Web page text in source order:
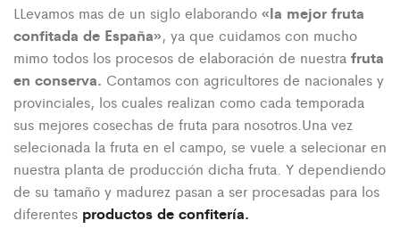
LLevamos mas de un siglo elaborando «la mejor fruta
confitada de España», ya que cuidamos con mucho
mimo todos los procesos de elaboración de nuestra fruta
en conserva. Contamos con agricultores de nacionales y
provinciales, los cuales realizan como cada temporada
sus mejores cosechas de fruta para nosotros.Una vez
selecionada la fruta en el campo, se vuele a selecionar en
nuestra planta de producción dicha fruta. Y dependiendo
de su tamaño y madurez pasan a ser procesadas para los
diferentes productos de confitería.